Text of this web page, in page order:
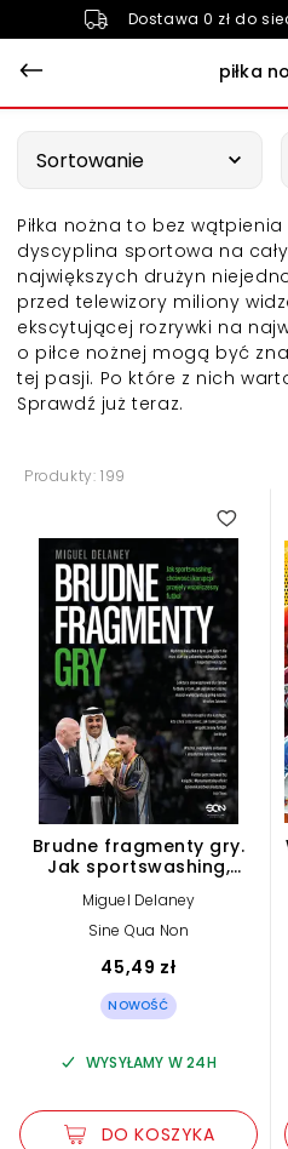
Dostawa 0 zł do
piłka
Piłka nożna to bez
dyscyplina sportowa na
największych drużyn
przed telewizory miliony
ekscytującej rozrywki na
o piłce nożnej mogą być
tej pasji. Po które z nich
Sprawdź już teraz.
Sortowanie
Produkty: 199
Brudne fragmenty gry.
Jak sportswashing,
przejęły współczesny
futbol
Miguel Delaney
Sine Qua Non
45,49 zł
NOWOŚĆ
WYSYŁAMY W 24H
DO KOSZYKA